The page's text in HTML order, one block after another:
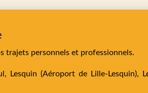
trajets personnels et professionnels.
Lesquin (Aéroport de Lille-Lesquin),